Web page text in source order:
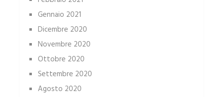
Gennaio 2021
Dicembre 2020
Novembre 2020
Ottobre 2020
Settembre 2020
Agosto 2020